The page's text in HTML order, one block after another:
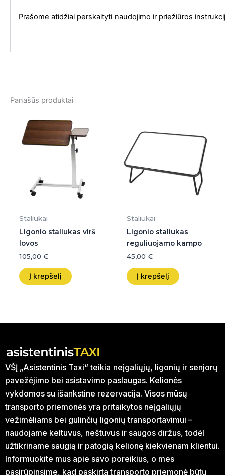
Prašome atidžiai perskaityti naudojimo ir priežiūros
Panašūs produktai
Staliukai
Ligonio staliukas virš
lovos
105,00 €
Į krepšelį
Staliukai
Ligonio staliukas
reguliuojamo kampo
45,00 €
Į krepšelį
VŠĮ „Asistentinis Taxi“ teikia neįgaliųjų, ligonių ir senjorų
pavežėjimo bei asistavimo paslaugas. Kelionės
vykdomos su išankstine rezervacija. Visos mūsų
transporto priemonės yra pritaikytos neįgaliųjų
vežimėliams bei gulinčių ligonių transportavimui –
naudojame keltuvus, neštuvus ir saugos diržus, todėl
užtikriname saugią ir patogią kelionę kiekvienam klientui.
Informuokite mus apie savo poreikius, o mes
pasirūpinsime, kad paskirta transporto priemonė būtų